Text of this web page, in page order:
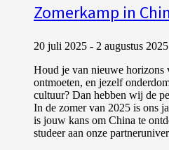
Zomerkamp in
20 juli 2025 - 2 augustus 2025
Houd je van nieuwe horizons
ontmoeten, en jezelf
cultuur? Dan hebben wij de
In de zomer van 2025 is ons
is jouw kans om China te
studeer aan onze